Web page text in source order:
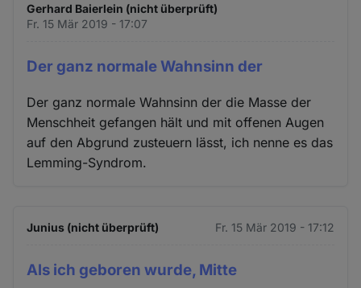
Gerhard Baierlein (nicht überprüft)
Fr. 15 Mär 2019 - 17:07
Der ganz normale Wahnsinn der
Der ganz normale Wahnsinn der die Masse der
Menschheit gefangen hält und mit offenen Augen
auf den Abgrund zusteuern lässt, ich nenne es das
Lemming-Syndrom.
Junius (nicht überprüft) Fr. 15 Mär 2019 - 17:12
Als ich geboren wurde, Mitte